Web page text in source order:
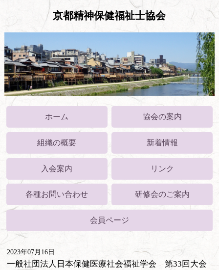
京都精神保健福祉士協会
ホーム 協会の案内
組織の概要 新着情報
入会案内 リンク
各種お問い合わせ 研修会のご案内
会員ページ
2023年07月16日
一般社団法人日本保健医療社会福祉学会 第33回大会